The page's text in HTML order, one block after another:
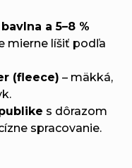
a 5–8 %
mierne líšiť podľa
(fleece) – mäkká,
s dôrazom
spracovanie.